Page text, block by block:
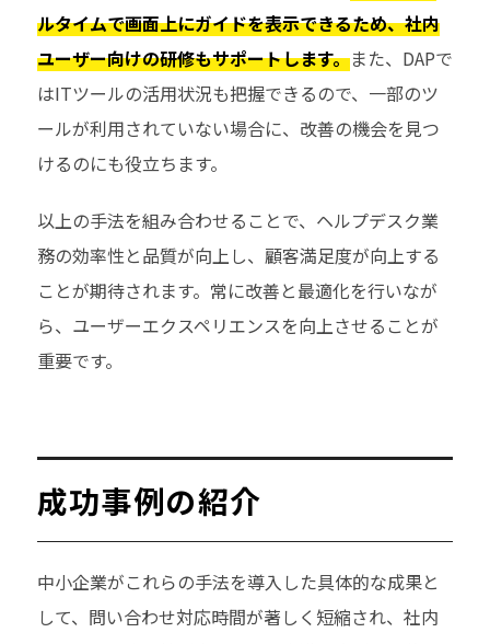
ルタイムで画面上にガイドを表示できるため、社内
ユーザー向けの研修もサポートします。また、DAPで
はITツールの活用状況も把握できるので、一部のツ
ールが利用されていない場合に、改善の機会を見つ
けるのにも役立ちます。
以上の手法を組み合わせることで、ヘルプデスク業
務の効率性と品質が向上し、顧客満足度が向上する
ことが期待されます。常に改善と最適化を行いなが
ら、ユーザーエクスペリエンスを向上させることが
重要です。
成功事例の紹介
中小企業がこれらの手法を導入した具体的な成果と
して、問い合わせ対応時間が著しく短縮され、社内